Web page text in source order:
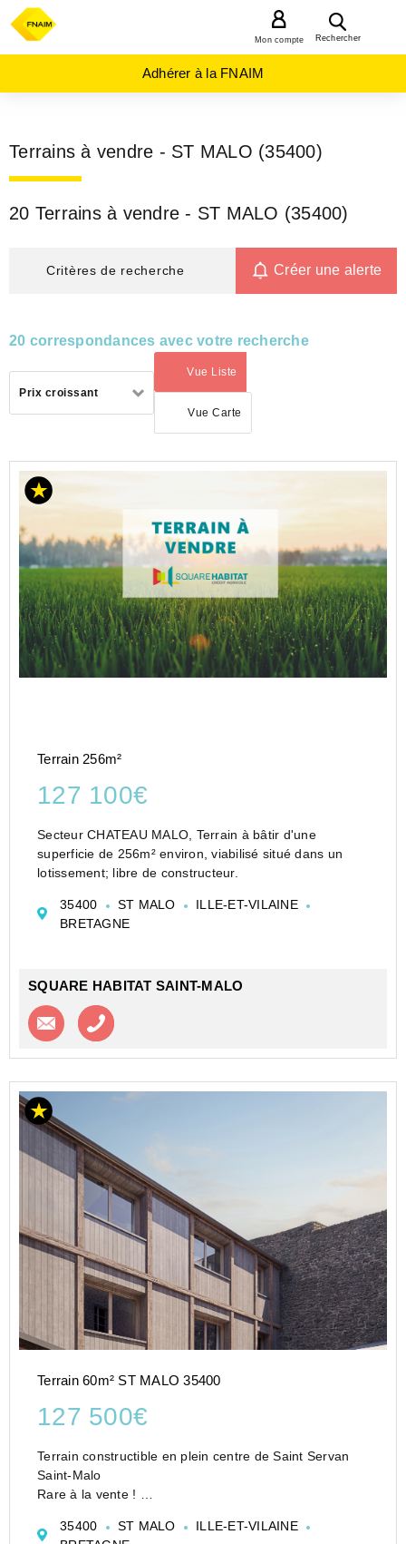
Rechercher
Mon compte
Adhérer à la FNAIM
Terrains à vendre - ST MALO (35400)
20 Terrains à vendre - ST MALO (35400)
Critères de recherche Créer une alerte
20 correspondances avec votre recherche
Prix croissant
Vue Liste
(activé)
Vue Carte
ACHAT
TERRAIN
BRETAGNE
ILLE-
ET-
VILAINE
(35)
ST
MALO
(35400)
Terrain 256m²
127 100€
Secteur CHATEAU MALO, Terrain à bâtir d'une
superficie de 256m² environ, viabilisé situé dans un
lotissement; libre de constructeur.
35400 ST MALO
ILLE-ET-VILAINE
BRETAGNE
SQUARE HABITAT SAINT-MALO
Contacter l'agence
Terrain 60m² ST MALO 35400
127 500€
Terrain constructible en plein centre de Saint Servan
Saint-Malo
Rare à la vente !
mer, des commerces, des écoles et des transports, ce
35400 ST MALO
ILLE-ET-VILAINE